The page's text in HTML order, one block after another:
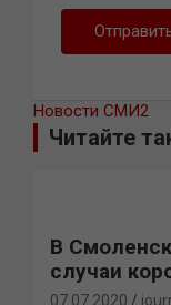
Новости СМИ2
Читайте
В
случаи
07.07.2020